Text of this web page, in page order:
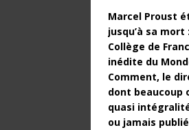
Marcel Proust
jusqu’à sa
Collège de
inédite du
Comment, le
dont beaucoup
quasi
ou jamais